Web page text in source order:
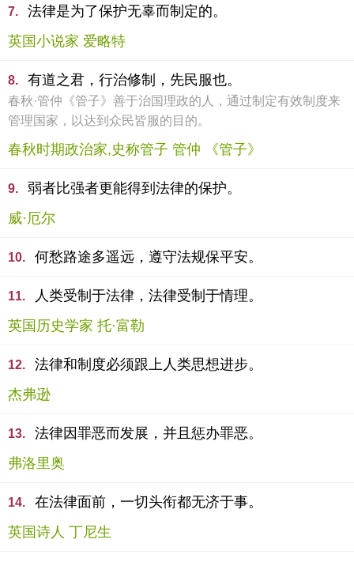
7.
法律是为了保护无辜而制定的。
英国小说家 爱略特
8. 有道之君，行治修制，先民服也。
春秋·管仲《管子》善于治国理政的人，通过制定有效制度来
管理国家，以达到众民皆服的目的。
春秋时期政治家,史称管子 管仲 《管子》
9.
弱者比强者更能得到法律的保护。
威·厄尔
10. 何愁路途多遥远，遵守法规保平安。
11.
人类受制于法律，法律受制于情理。
英国历史学家 托·富勒
12.
法律和制度必须跟上人类思想进步。
杰弗逊
13.
法律因罪恶而发展，并且惩办罪恶。
弗洛里奥
14.
在法律面前，一切头衔都无济于事。
英国诗人 丁尼生